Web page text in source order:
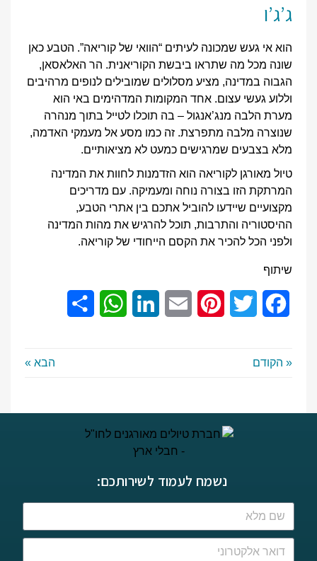
ג’ג’ו
הוא אי געש שמכונה לעיתים “הוואי של קוריאה”. הטבע כאן
שונה מכל מה שתראו ביבשת הקוריאנית. הר האלאסאן,
הגבוה במדינה, מציע מסלולים שמובילים לנופים מרהיבים
וללוע געשי עצום. אחד המקומות המדהימים באי הוא
מערת הלבה מנג’אנגול – בה תוכלו לטייל בתוך מנהרה
שנוצרה מלבה מתפרצת. זה כמו מסע אל מעמקי האדמה,
מלא בצבעים שמרגישים כמעט לא מציאותיים.
טיול מאורגן לקוריאה הוא הזדמנות לחוות את המדינה
המרתקת הזו בצורה נוחה ומעמיקה. עם מדריכים
מקצועיים שיידעו להוביל אתכם בין אתרי הטבע,
ההיסטוריה והתרבות, תוכל להרגיש את מהות המדינה
ולפני הכל להכיר את הקסם הייחודי של קוריאה.
שיתוף
Facebook
Twitter
Pinterest
Email
LinkedIn
WhatsApp
« הקודם הבא »
נשמח לעמוד לשירותכם: